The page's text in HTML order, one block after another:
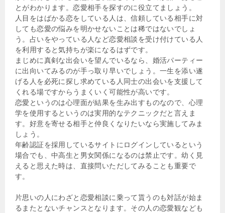
とがわかります。恋愛相手を探すのに役立てましょう。
人目をはばかる恋をしている人は、信頼している相手に対
しても恋愛の悩みを明かせないことは稀ではないでしょ
う。占いをやっている人など恋愛相談を受け付けている人
を利用すると気持ちが楽になるはずです。
まじめに真剣な出会いを望んでいるなら、婚活パーティー
に出向いてみるのが手っ取り早いでしょう。一生を添い遂
げる人を必死に探し求めている人同士の出会いを支援して
くれる場ですからうまくいく可能性が高いです。
恋愛というのは心理面が結果を生み出すものなので、心理
学を使用するというのは実用的なテクニックだと言えま
す。好意を寄せる相手と仲良くなりたいなら実施してみま
しょう。
年齢認証を採用しているサイトにログインしているという
場合でも、中高生と男女関係になるのは禁止です。幼く見
えると思えた時は、直接問いただしてみることも重要で
す。
片思いの人にわざと恋愛相談に乗って貰うのも対話が始ま
るまたとないチャンスとなります。その人の恋愛観なども